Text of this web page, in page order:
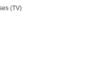
(TV)